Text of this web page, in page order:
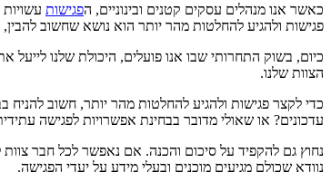
כאשר אנו מנהלים עסקים קטנים ובינוניים, הפגישות
פגישות ולהגיע להחלטות מהר יותר הוא נושא שחשוב
כיום, בשוק התחרותי שבו אנו פועלים, היכולת שלנו
הצוות שלנו.
כדי לקצר פגישות ולהגיע להחלטות מהר יותר, חשוב
עדכונים? או שאולי מדובר בבחינת אפשרויות לפגישה
נחוץ גם להקפיד על סיכום והכנה. אם נאפשר לכל חבר
נוודא שכולם מגיעים מוכנים ובעלי מידע על יעדי הפגישה.